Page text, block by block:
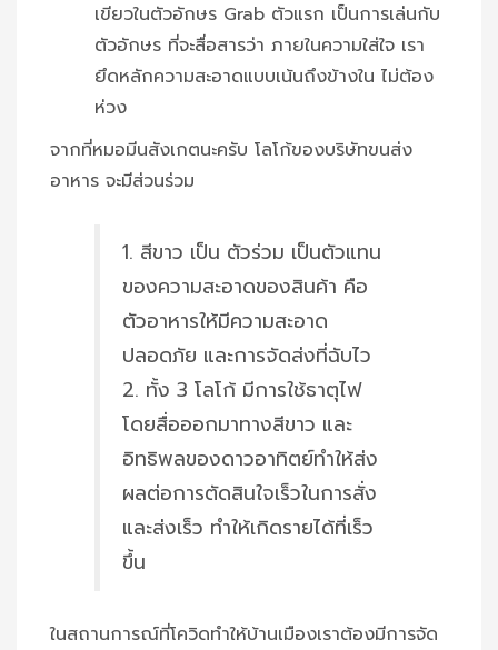
เขียวในตัวอักษร Grab ตัวแรก เป็นการเล่นกับ
ตัวอักษร ที่จะสื่อสารว่า ภายในความใส่ใจ เรา
ยึดหลักความสะอาดแบบเน้นถึงข้างใน ไม่ต้อง
ห่วง
จากที่หมอมีนสังเกตนะครับ โลโก้ของบริษัทขนส่ง
อาหาร จะมีส่วนร่วม
1. สีขาว เป็น ตัวร่วม เป็นตัวแทน
ของความสะอาดของสินค้า คือ
ตัวอาหารให้มีความสะอาด
ปลอดภัย และการจัดส่งที่ฉับไว
2. ทั้ง 3 โลโก้ มีการใช้ธาตุไฟ
โดยสื่อออกมาทางสีขาว และ
อิทธิพลของดาวอาทิตย์ทำให้ส่ง
ผลต่อการตัดสินใจเร็วในการสั่ง
และส่งเร็ว ทำให้เกิดรายได้ที่เร็ว
ขึ้น
ในสถานการณ์ที่โควิดทำให้บ้านเมืองเราต้องมีการจัด